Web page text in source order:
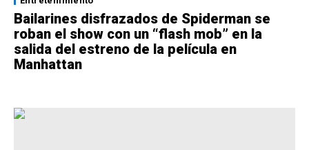
Bailarines disfrazados de Spiderman se
roban el show con un “flash mob” en la
salida del estreno de la película en
Manhattan